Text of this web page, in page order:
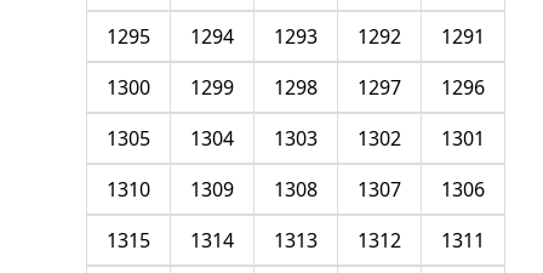
1291
1292
1293
1294
1295
1296
1297
1298
1299
1300
1301
1302
1303
1304
1305
1306
1307
1308
1309
1310
1311
1312
1313
1314
1315